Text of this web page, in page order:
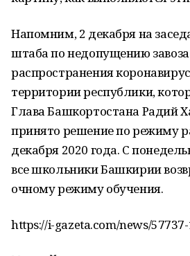
Напомним, 2 декабря на
штаба по недопущению
распространения
территории республики,
Глава Башкортостана Радий
принято решение по режиму
декабря 2020 года. С
все школьники Башкирии
очному режиму обучения.
https://i-gazeta.com/news/